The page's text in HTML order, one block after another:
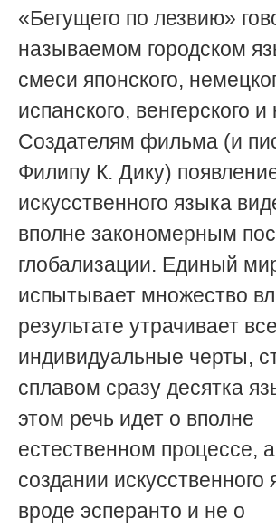
«Бегущего по лезвию»
называемом городском
смеси японского,
испанского, венгерского и
Создателям фильма (и
Филипу К. Дику)
искусственного языка
вполне закономерным
глобализации. Единый
испытывает множество
результате утрачивает все
индивидуальные черты,
сплавом сразу десятка
этом речь идет о вполне
естественном процессе,
создании искусственного
вроде эсперанто и не о